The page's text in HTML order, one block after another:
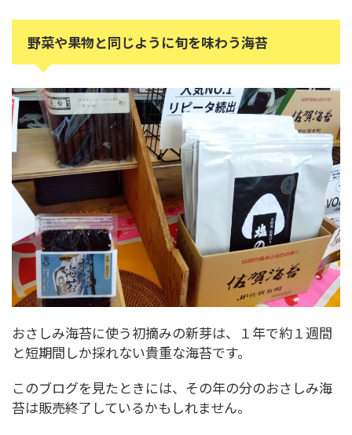
野菜や果物と同じように旬を味わう海苔
おさしみ海苔に使う初摘みの新芽は、１年で約１週間
と短期間しか採れない貴重な海苔です。
このブログを見たときには、その年の分のおさしみ海
苔は販売終了しているかもしれません。